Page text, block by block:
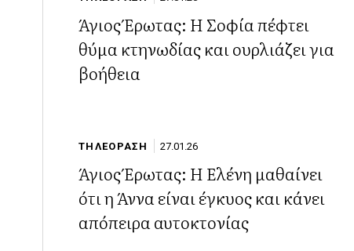
Άγιος Έρωτας: Η Σοφία πέφτει
θύμα κτηνωδίας και ουρλιάζει για
βοήθεια
ΤΗΛΕΟΡΑΣΗ 27.01.26
Άγιος Έρωτας: Η Ελένη μαθαίνει
ότι η Άννα είναι έγκυος και κάνει
απόπειρα αυτοκτονίας